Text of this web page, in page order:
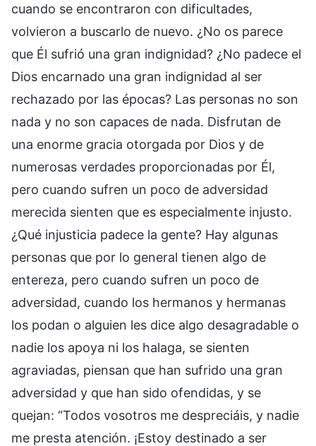
cuando se encontraron con dificultades,
volvieron a buscarlo de nuevo. ¿No os parece
que Él sufrió una gran indignidad? ¿No padece el
Dios encarnado una gran indignidad al ser
rechazado por las épocas? Las personas no son
nada y no son capaces de nada. Disfrutan de
una enorme gracia otorgada por Dios y de
numerosas verdades proporcionadas por Él,
pero cuando sufren un poco de adversidad
merecida sienten que es especialmente injusto.
¿Qué injusticia padece la gente? Hay algunas
personas que por lo general tienen algo de
entereza, pero cuando sufren un poco de
adversidad, cuando los hermanos y hermanas
los podan o alguien les dice algo desagradable o
nadie los apoya ni los halaga, se sienten
agraviadas, piensan que han sufrido una gran
adversidad y que han sido ofendidas, y se
quejan: “Todos vosotros me despreciáis, y nadie
me presta atención. ¡Estoy destinado a ser